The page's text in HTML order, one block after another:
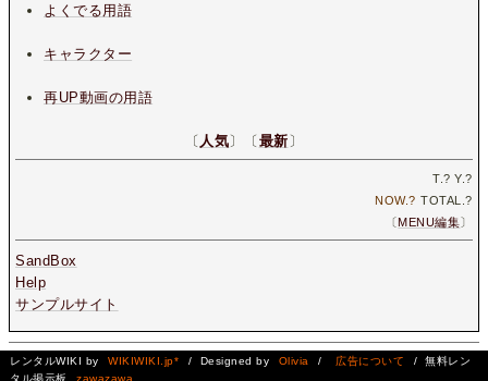
よくでる用語
キャラクター
再UP動画の用語
〔 人気〕〔 最新 〕
T.? Y.?
NOW.? TOTAL.?
〔MENU編集〕
SandBox
Help
サンプルサイト
レンタルWIKI by WIKIWIKI.jp* / Designed by Olivia / 広告について
/ 無料レン
タル掲示板
zawazawa